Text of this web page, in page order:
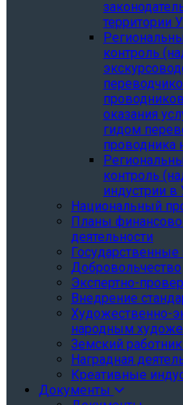
территории
контроль
оказания
гидом
проводника
контроль
индустрии в
Национальный
Планы
деятельности
Государственные
Добровольчество
Экспертно-
Внедрение
Художественно-
народным
Земский
Наградная
Креативные
Документы